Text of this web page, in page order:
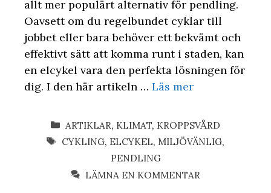
allt mer populärt alternativ för pendling.
Oavsett om du regelbundet cyklar till
jobbet eller bara behöver ett bekvämt och
effektivt sätt att komma runt i staden, kan
en elcykel vara den perfekta lösningen för
dig. I den här artikeln … Läs mer
KATEGORIER
ARTIKLAR, KLIMAT, KROPPSVÅRD
ETIKETTER
CYKLING, ELCYKEL, MILJÖVÄNLIG,
PENDLING
LÄMNA EN KOMMENTAR